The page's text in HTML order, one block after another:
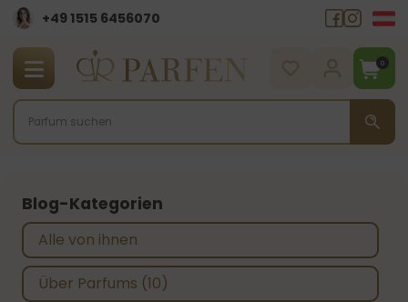
+49 1515 6456070
0
Blog-Kategorien
Blog-Kategorien
Alle von ihnen
Über Parfums (10)